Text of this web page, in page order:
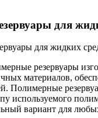
для
резервуары
материалов,
Полимерные
используемого
вариант для